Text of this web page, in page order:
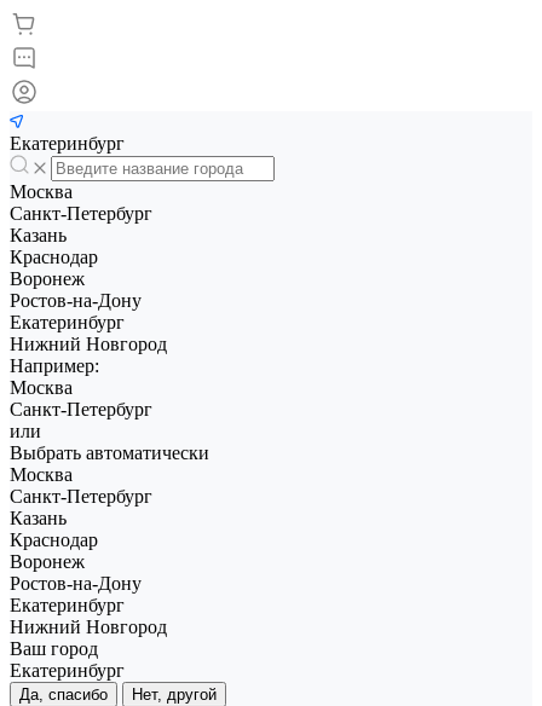
Екатеринбург
Москва
Санкт-Петербург
Казань
Краснодар
Воронеж
Ростов-на-Дону
Екатеринбург
Нижний Новгород
Например:
Москва
Санкт-Петербург
или
Выбрать автоматически
Москва
Санкт-Петербург
Казань
Краснодар
Воронеж
Ростов-на-Дону
Екатеринбург
Нижний Новгород
Ваш город
Екатеринбург
Да, спасибо Нет, другой